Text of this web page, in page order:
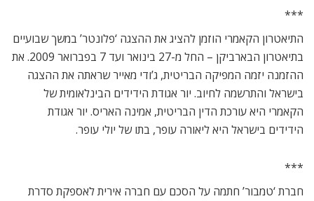
***
התיאטרון הקאמרי הוזמן להציג את ההצגה ‘פלונטר’ במשך שבועיים
בתיאטרון הבארביקן – החל מ-27 בינואר ועד 7 בפברואר 2009. את
ההזמנה יזמה המפיקה הבריטית, ג’ודי מאייר שראתה את ההצגה
בישראל והתרשמה לחיוב. יור אגודת הידידים הבינלאומית של
הקאמרי היא עורכת הדין הבריטית, אמינה האריס. יור אגודת
הידידים בישראל היא ליאורה עופר, בתו של יולי עופר.
***
חברת ‘טמבור’ חתמה על הסכם עם חברה אירית לאספקת סדרת